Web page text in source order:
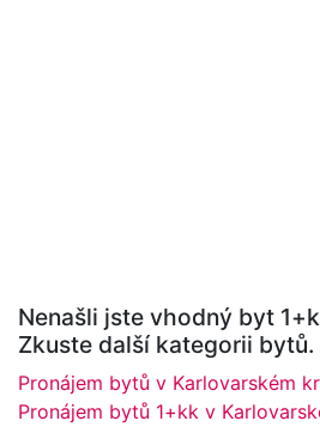
Nenašli jste vhodný byt
Zkuste další kategorii bytů.
Pronájem bytů v Karlovarském
Pronájem bytů 1+kk v